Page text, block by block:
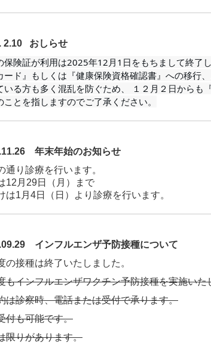
2.10 おしらせ
保険証が利用は2025年12月1日をもちまして終了
ード』もしくは『健康保険資格確認書』への移行
いる方も多く混乱を防ぐため、 １２月２日から
ことを指しますのでご了承ください。
年末年始のお知らせ
通り診療を行います。
12月29日（月）まで
は1月4日（日）より診療を行います。
インフルエンザ予防接種について
の接種は終了いたしました。
もインフルエンザワクチン予防接種を実施いた
は診察時、電話または受付で承ります。
付も可能です。
限りがあります。